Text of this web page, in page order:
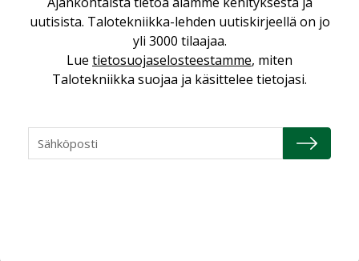
Kaivamattomat menetelmät
vakiinnuttavat asemansa taloyhtiöissä
LEHDEN ARTIKKELIT,TILAAJILLE
uutisista. Talotekniikka-lehden uutiskirjeellä on jo
yli 3000 tilaajaa.
Lue tietosuojaselosteestamme, miten
Talotekniikka suojaa ja käsittelee tietojasi.